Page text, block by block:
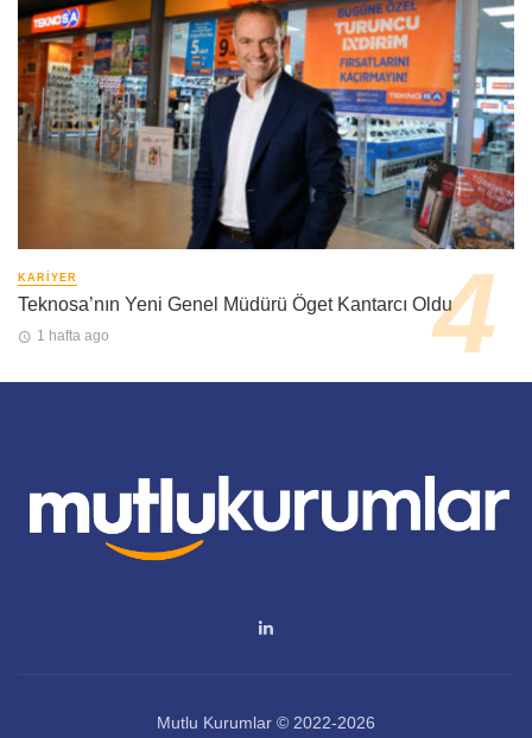
KARIYER
Teknosa’nın Yeni Genel Müdürü Öget Kantarcı Oldu
1 hafta ago
Mutlu Kurumlar © 2022-2026